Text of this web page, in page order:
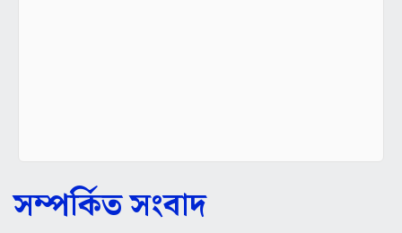
সম্পর্কিত সংবাদ